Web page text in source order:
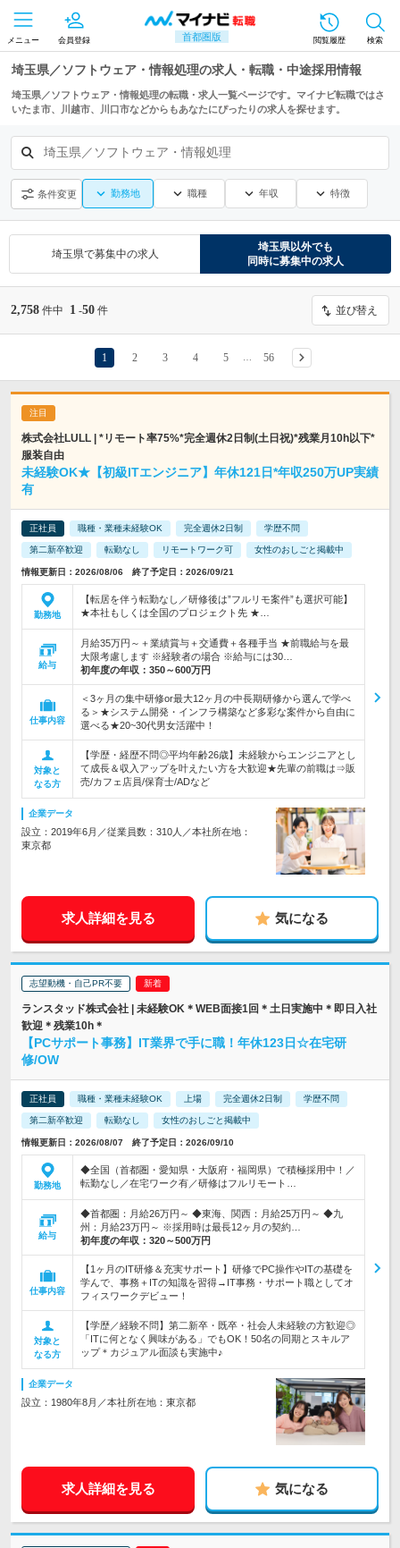
首都圏版
メニュー 会員登録 閲覧履歴 検索
埼玉県／ソフトウェア・情報処理の求人・転職・中途採用情報
埼玉県／ソフトウェア・情報処理の転職・求人一覧ページです。マイナビ転職ではさ
いたま市、川越市、川口市などからもあなたにぴったりの求人を探せます。
埼玉県／ソフトウェア・情報処理
条件変更 勤務地 職種 年収 特徴
埼玉県で募集中の求人
埼玉県以外でも
同時に募集中の求人
2,758 件中 1 -50 件 並び替え
1 2 3 4 5 56
株式会社LULL | *リモート率75%*完全週休2日制(土日祝)*残業月10h以下*
服装自由
未経験OK★【初級ITエンジニア】年休121日*年収250万UP実績
有
正社員 職種・業種未経験OK 完全週休2日制 学歴不問
第二新卒歓迎 転勤なし リモートワーク可 女性のおしごと掲載中
情報更新日：2026/08/06 終了予定日：2026/09/21
勤務地
【転居を伴う転勤なし／研修後は”フルリモ案件”も選択可能】
★本社もしくは全国のプロジェクト先 ★…
給与
月給35万円～＋業績賞与＋交通費＋各種手当 ★前職給与を最
大限考慮します ※経験者の場合 ※給与には30…
初年度の年収： 350～600万円
仕事内容
＜3ヶ月の集中研修or最大12ヶ月の中長期研修から選んで学べ
る＞★システム開発・インフラ構築など多彩な案件から自由に
選べる★20~30代男女活躍中！
対象と
なる方
【学歴・経歴不問◎平均年齢26歳】未経験からエンジニアとし
て成長＆収入アップを叶えたい方を大歓迎★先輩の前職は⇒販
売/カフェ店員/保育士/ADなど
企業データ
設立：2019年6月／従業員数：310人／本社所在地：
東京都
求人詳細を見る 気になる
志望動機・自己PR不要
ランスタッド株式会社 | 未経験OK＊WEB面接1回＊土日実施中＊即日入社
歓迎＊残業10h＊
【PCサポート事務】IT業界で手に職！年休123日☆在宅研
修/OW
正社員 職種・業種未経験OK 上場 完全週休2日制 学歴不問
第二新卒歓迎 転勤なし 女性のおしごと掲載中
情報更新日：2026/08/07 終了予定日：2026/09/10
勤務地
◆全国（首都圏・愛知県・大阪府・福岡県）で積極採用中！／
転勤なし／在宅ワーク有／研修はフルリモート…
給与
◆首都圏：月給26万円～ ◆東海、関西：月給25万円～ ◆九
州：月給23万円～ ※採用時は最長12ヶ月の契約…
初年度の年収： 320～500万円
仕事内容
【1ヶ月のIT研修＆充実サポート】研修でPC操作やITの基礎を
学んで、事務＋ITの知識を習得→IT事務・サポート職としてオ
フィスワークデビュー！
対象と
なる方
【学歴／経験不問】第二新卒・既卒・社会人未経験の方歓迎◎
「ITに何となく興味がある」でもOK！50名の同期とスキルア
ップ＊カジュアル面談も実施中♪
企業データ
設立：1980年8月／本社所在地：東京都
求人詳細を見る 気になる